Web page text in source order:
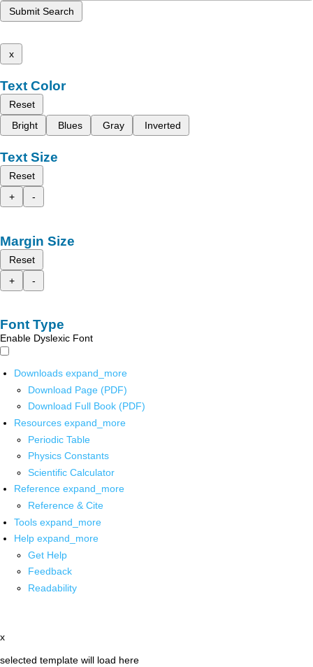
Submit Search
x
Text Color
Reset
Bright
Blues Gray Inverted
Text Size
Reset
+
-
Margin Size
Reset
+
-
Font Type
Enable Dyslexic Font
Downloads expand_more
Download Page (PDF)
Download Full Book (PDF)
Resources expand_more
Periodic Table
Physics Constants
Scientific Calculator
Reference expand_more
Reference & Cite
Tools expand_more
Help expand_more
Get Help
Feedback
Readability
x
selected template will load here